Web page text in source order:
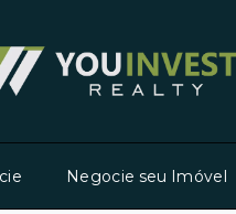
Negocie seu Imóvel